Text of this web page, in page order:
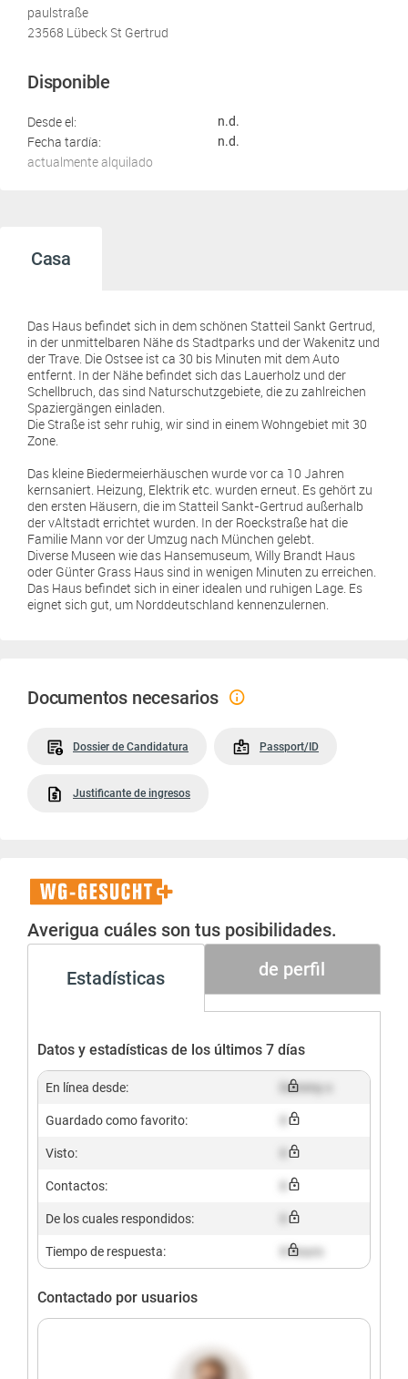
paulstraße
23568 Lübeck St Gertrud
Disponible
Desde el: n.d.
Fecha tardía: n.d.
actualmente alquilado
Casa
Das Haus befindet sich in dem schönen Statteil Sankt Gertrud,
in der unmittelbaren Nähe ds Stadtparks und der Wakenitz und
der Trave. Die Ostsee ist ca 30 bis Minuten mit dem Auto
entfernt. In der Nähe befindet sich das Lauerholz und der
Schellbruch, das sind Naturschutzgebiete, die zu zahlreichen
Spaziergängen einladen.
Die Straße ist sehr ruhig, wir sind in einem Wohngebiet mit 30
Zone.
Das kleine Biedermeierhäuschen wurde vor ca 10 Jahren
kernsaniert. Heizung, Elektrik etc. wurden erneut. Es gehört zu
den ersten Häusern, die im Statteil Sankt-Gertrud außerhalb
der vAltstadt errichtet wurden. In der Roeckstraße hat die
Familie Mann vor der Umzug nach München gelebt.
Diverse Museen wie das Hansemuseum, Willy Brandt Haus
oder Günter Grass Haus sind in wenigen Minuten zu erreichen.
Das Haus befindet sich in einer idealen und ruhigen Lage. Es
eignet sich gut, um Norddeutschland kennenzulernen.
Documentos necesarios
Dossier de Candidatura Passport/ID
Justificante de ingresos
WG-
Gesucht+
Averigua cuáles son tus posibilidades.
Estadísticas de perfil
Datos y estadísticas de los últimos 7 días
En línea desde: Dummy x
Guardado como favorito:
Visto:
Contactos:
De los cuales respondidos:
Tiempo de respuesta: X hours
Contactado por usuarios